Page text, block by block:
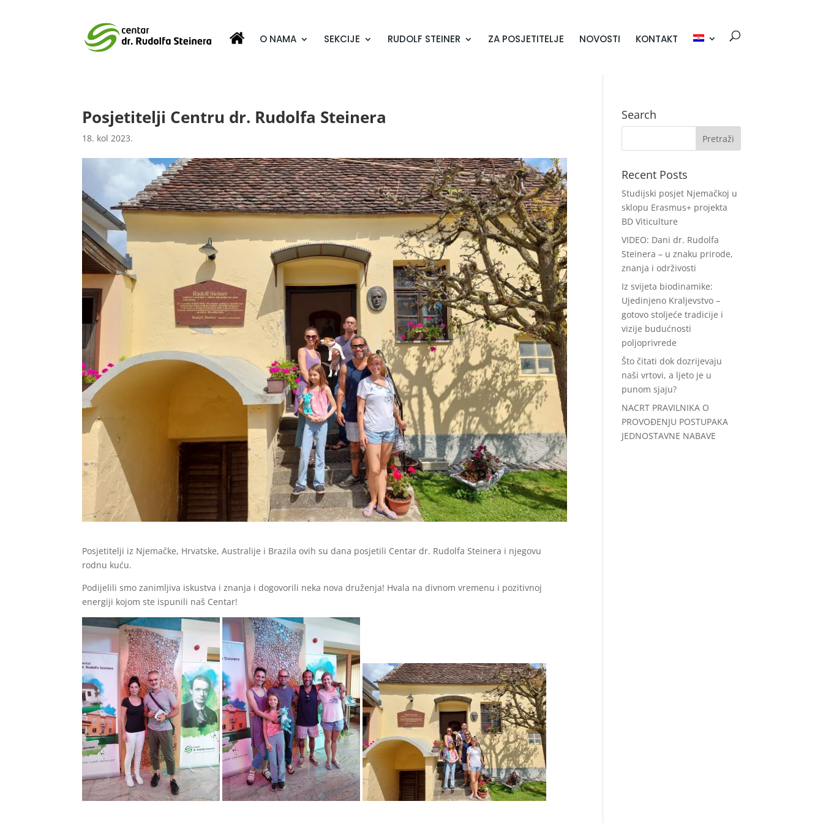
O NAMA SEKCIJE RUDOLF STEINER ZA POSJETITELJE NOVOSTI KONTAKT
Posjetitelji Centru dr. Rudolfa Steinera
18. kol 2023.
Posjetitelji iz Njemačke, Hrvatske, Australije i Brazila ovih su dana posjetili Centar dr. Rudolfa Steinera i njegovu
rodnu kuću.
Podijelili smo zanimljiva iskustva i znanja i dogovorili neka nova druženja! Hvala na divnom vremenu i pozitivnoj
energiji kojom ste ispunili naš Centar!
Search
Recent Posts
Studijski posjet Njemačkoj u
sklopu Erasmus+ projekta
BD Viticulture
VIDEO: Dani dr. Rudolfa
Steinera – u znaku prirode,
znanja i održivosti
Iz svijeta biodinamike:
Ujedinjeno Kraljevstvo –
gotovo stoljeće tradicije i
vizije budućnosti
poljoprivrede
Što čitati dok dozrijevaju
naši vrtovi, a ljeto je u
punom sjaju?
NACRT PRAVILNIKA O
PROVOĐENJU POSTUPAKA
JEDNOSTAVNE NABAVE